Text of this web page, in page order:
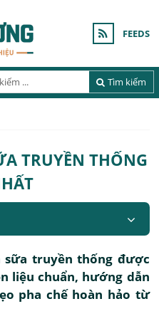
FEEDS
Tìm kiếm
TRUYỀN THỐNG
sữa truyền thống được
liệu chuẩn, hướng dẫn
pha chế hoàn hảo từ